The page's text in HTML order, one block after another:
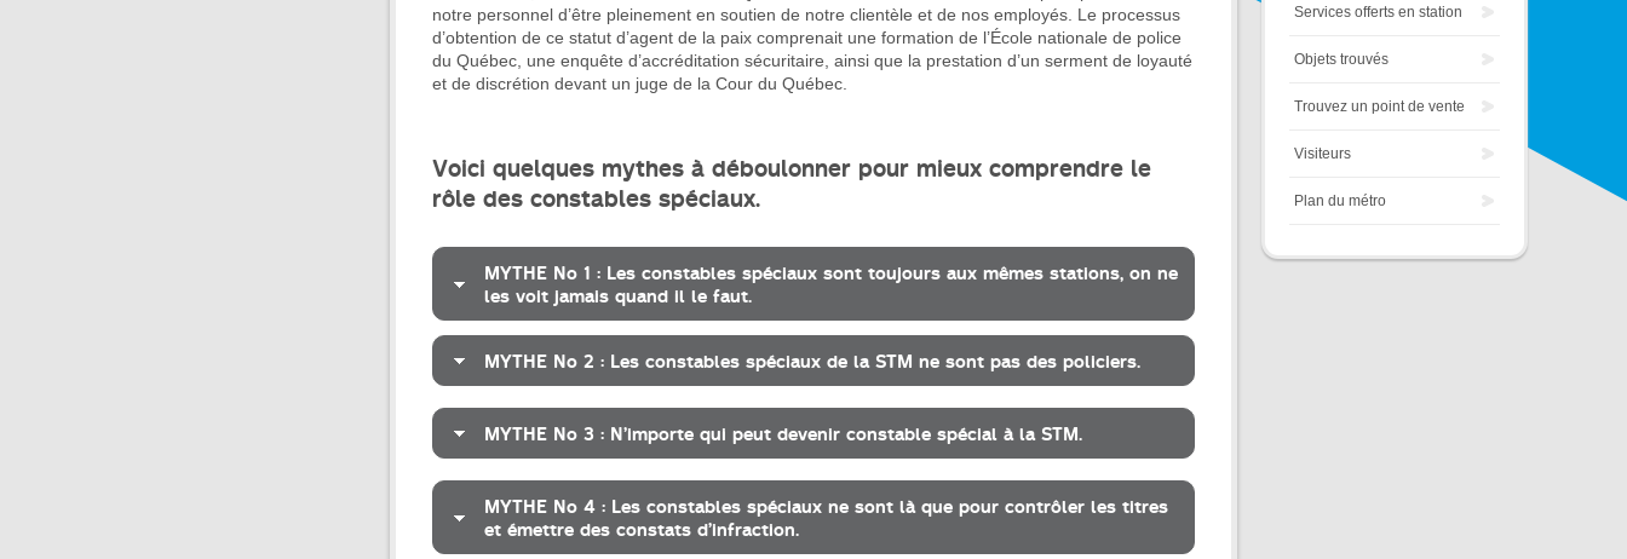
notre personnel d’être pleinement en soutien de notre clientèle et de nos employés. Le processus
d’obtention de ce statut d’agent de la paix comprenait une formation de l’École nationale de police
du Québec, une enquête d’accréditation sécuritaire, ainsi que la prestation d’un serment de loyauté
et de discrétion devant un juge de la Cour du Québec.
Voici quelques mythes à déboulonner pour mieux comprendre le
rôle des constables spéciaux.
MYTHE No 1 : Les constables spéciaux sont toujours aux mêmes stations, on ne
les voit jamais quand il le faut.
MYTHE No 2 : Les constables spéciaux de la STM ne sont pas des policiers.
MYTHE No 3 : N’importe qui peut devenir constable spécial à la STM.
MYTHE No 4 : Les constables spéciaux ne sont là que pour contrôler les titres
et émettre des constats d’infraction.
Services offerts en station
Objets trouvés
Trouvez un point de vente
Visiteurs
Plan du métro